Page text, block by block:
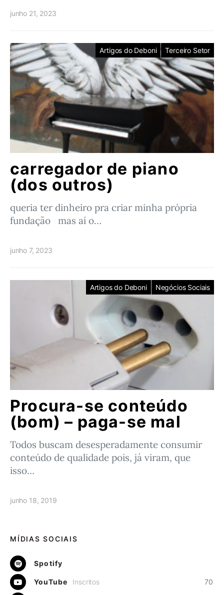
junho 21, 2023
Artigos do Deboni Terceiro Setor
carregador de piano
(dos outros)
queria ter dinheiro pra criar minha própria
fundação mas aí o…
junho 7, 2023
Artigos do Deboni Negócios Sociais
Procura-se conteúdo
(bom) – paga-se mal
Todos buscam desesperadamente consumir
conteúdo de qualidade pois, já viram, que
isso…
junho 18, 2019
MÍDIAS SOCIAIS
Spotify
YouTube 70
Inscritos